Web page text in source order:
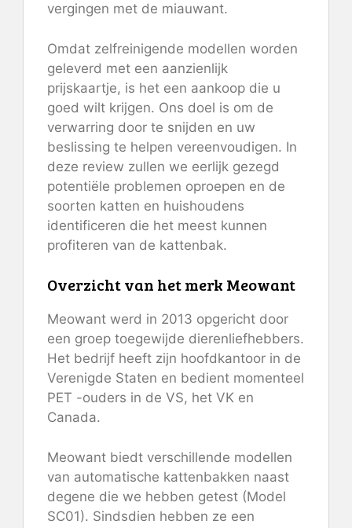
vergingen met de miauwant.
Omdat zelfreinigende modellen worden
geleverd met een aanzienlijk
prijskaartje, is het een aankoop die u
goed wilt krijgen. Ons doel is om de
verwarring door te snijden en uw
beslissing te helpen vereenvoudigen. In
deze review zullen we eerlijk gezegd
potentiële problemen oproepen en de
soorten katten en huishoudens
identificeren die het meest kunnen
profiteren van de kattenbak.
Overzicht van het merk Meowant
Meowant werd in 2013 opgericht door
een groep toegewijde dierenliefhebbers.
Het bedrijf heeft zijn hoofdkantoor in de
Verenigde Staten en bedient momenteel
PET -ouders in de VS, het VK en
Canada.
Meowant biedt verschillende modellen
van automatische kattenbakken naast
degene die we hebben getest (Model
SC01). Sindsdien hebben ze een